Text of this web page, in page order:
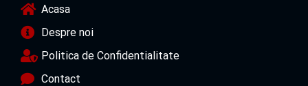
Acasa
Despre noi
Politica de Confidentialitate
Contact